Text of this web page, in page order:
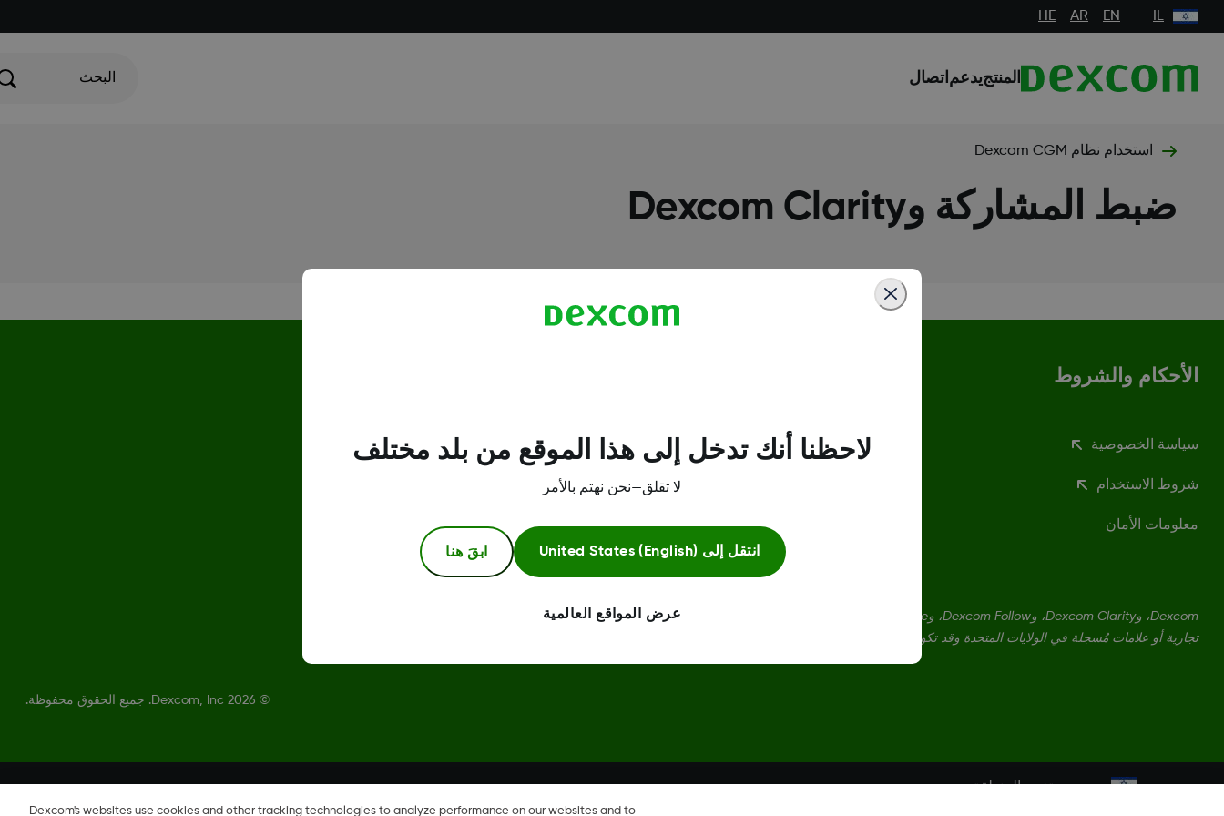
IL
EN
AR
HE
المنتجيدعم اتصال البحث
استخدام نظام Dexcom CGM
ضبط المشاركة وDexcom Clarity
الأحكام والشروط
سياسة الخصوصية
شروط الاستخدام
معلومات الأمان
مركز الثقة
Dexcom، وDexcom Clarity، وDexcom Follow، وDexcom One، وDexcom Share، وShare هي علامات
تجارية أو علامات مُسجلة في الولايات المتحدة وقد تكون كذلك في بلدان أخرى.
© 2026 Dexcom, Inc. جميع الحقوق محفوظة.
تغيير المنطقة
Dexcom's websites use cookies and other tracking technologies to analyze performance on our websites and to
لاحظنا أنك تدخل إلى هذا الموقع من بلد مختلف
لا تقلق—نحن نهتم بالأمر
انتقل إلى United States (English) ابقَ هنا
عرض المواقع العالمية